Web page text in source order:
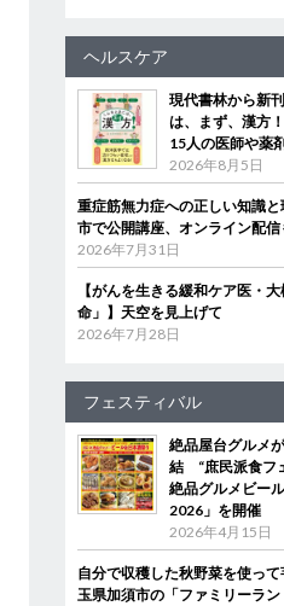
ヘルスケア
現代書林から新
は、まず、漢方
15人の医師や薬
2026年8月5日
重症筋無力症への正しい知識
市で公開講座、オンライン配信
2026年7月31日
【がんを生きる緩和ケア医・
命」】天空を見上げて
2026年7月28日
フェスティバル
絶品屋台グルメ
結 “庶民派食フ
絶品グルメビー
2026」を開催
2026年4月15日
自分で収穫した秋野菜を使っ
玉県加須市の「ファミリーラン